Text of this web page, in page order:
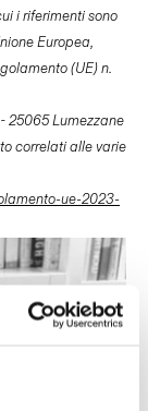
i riferimenti sono
Europea,
(UE) n.
25065 Lumezzane
correlati alle varie
ue-2023-